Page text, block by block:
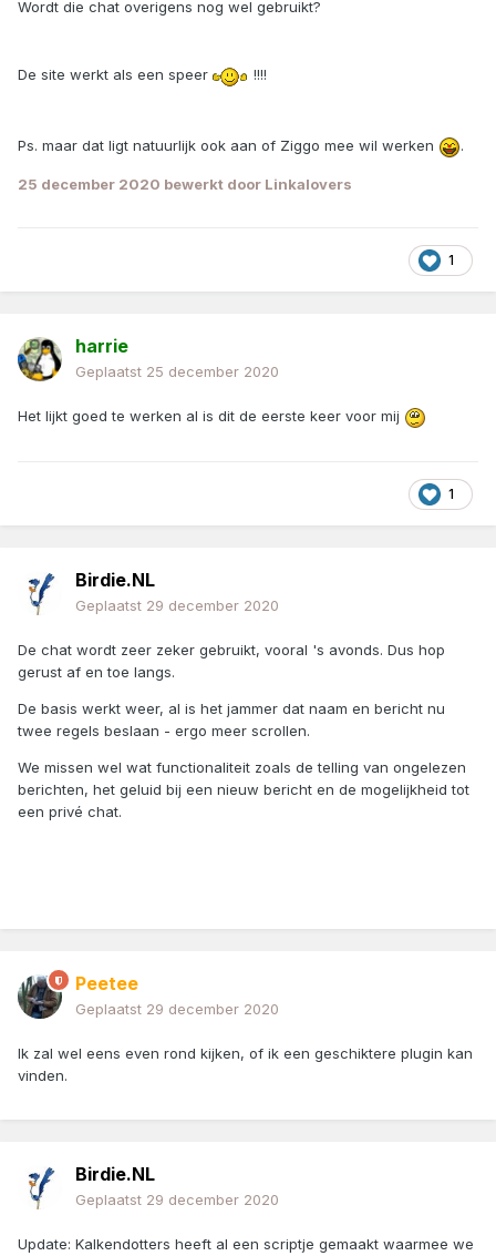
Wordt die chat overigens nog wel gebruikt?
De site werkt als een speer !!!!
Ps. maar dat ligt natuurlijk ook aan of Ziggo mee wil werken .
25 december 2020 bewerkt door Linkalovers
1
harrie
Geplaatst 25 december 2020
Het lijkt goed te werken al is dit de eerste keer voor mij
1
Birdie.NL
Geplaatst 29 december 2020
De chat wordt zeer zeker gebruikt, vooral 's avonds. Dus hop
gerust af en toe langs.
De basis werkt weer, al is het jammer dat naam en bericht nu
twee regels beslaan - ergo meer scrollen.
We missen wel wat functionaliteit zoals de telling van ongelezen
berichten, het geluid bij een nieuw bericht en de mogelijkheid tot
een privé chat.
Peetee
Geplaatst 29 december 2020
Ik zal wel eens even rond kijken, of ik een geschiktere plugin kan
vinden.
Birdie.NL
Geplaatst 29 december 2020
Update: Kalkendotters heeft al een scriptje gemaakt waarmee we